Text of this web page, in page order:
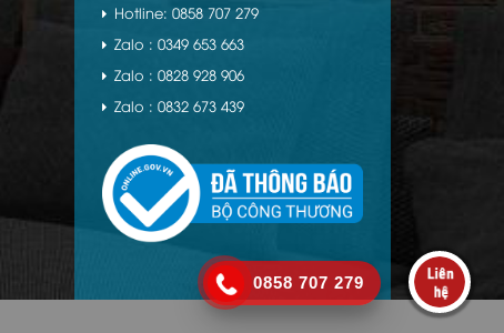
Hotline: 0858 707 279
Zalo : 0349 653 663
Zalo : 0828 928 906
Zalo : 0832 673 439
0858 707 279